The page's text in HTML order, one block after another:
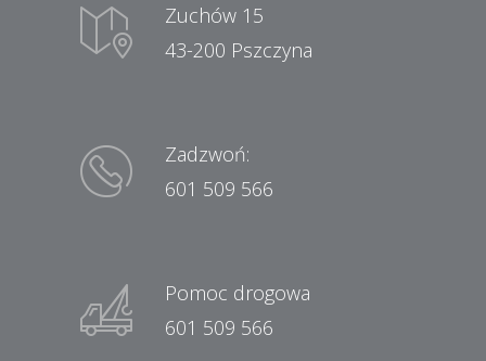
Zuchów 15
43-200 Pszczyna
Zadzwoń:
601 509 566
Pomoc drogowa
601 509 566